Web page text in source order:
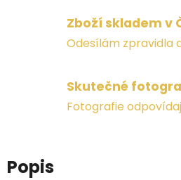
Zboží skladem v
Odesílám zpravidla
Skutečné
Fotografie
Popis